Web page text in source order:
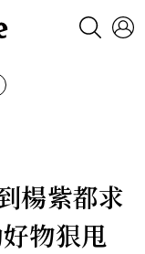
楊紫都求
物狠甩